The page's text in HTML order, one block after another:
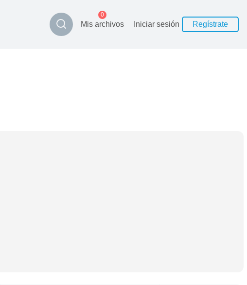
Mis archivos
0
Iniciar sesión Regístrate